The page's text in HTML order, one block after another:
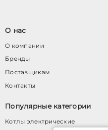
О нас
О компании
Бренды
Поставщикам
Контакты
Популярные категории
Котлы электрические